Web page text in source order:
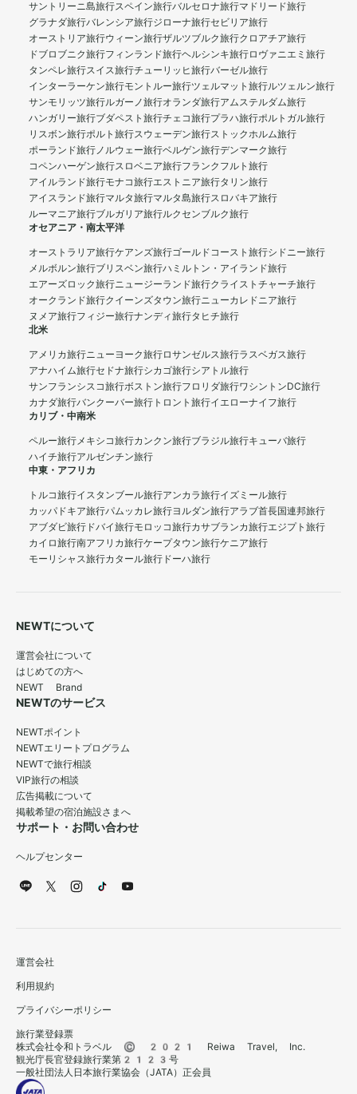
サントリーニ島旅行スペイン旅行バルセロナ旅行マドリード旅行
グラナダ旅行バレンシア旅行ジローナ旅行セビリア旅行
オーストリア旅行ウィーン旅行ザルツブルク旅行クロアチア旅行
ドブロブニク旅行フィンランド旅行ヘルシンキ旅行ロヴァニエミ旅行
タンペレ旅行スイス旅行チューリッヒ旅行バーゼル旅行
インターラーケン旅行モントルー旅行ツェルマット旅行ルツェルン旅行
サンモリッツ旅行ルガーノ旅行オランダ旅行アムステルダム旅行
ハンガリー旅行ブダペスト旅行チェコ旅行プラハ旅行ポルトガル旅行
リスボン旅行ポルト旅行スウェーデン旅行ストックホルム旅行
ポーランド旅行ノルウェー旅行ベルゲン旅行デンマーク旅行
コペンハーゲン旅行スロベニア旅行フランクフルト旅行
アイルランド旅行モナコ旅行エストニア旅行タリン旅行
アイスランド旅行マルタ旅行マルタ島旅行スロバキア旅行
ルーマニア旅行ブルガリア旅行ルクセンブルク旅行
オセアニア・南太平洋
オーストラリア旅行ケアンズ旅行ゴールドコースト旅行シドニー旅行
メルボルン旅行ブリスベン旅行ハミルトン・アイランド旅行
エアーズロック旅行ニュージーランド旅行クライストチャーチ旅行
オークランド旅行クイーンズタウン旅行ニューカレドニア旅行
ヌメア旅行フィジー旅行ナンディ旅行タヒチ旅行
北米
アメリカ旅行ニューヨーク旅行ロサンゼルス旅行ラスベガス旅行
アナハイム旅行セドナ旅行シカゴ旅行シアトル旅行
サンフランシスコ旅行ボストン旅行フロリダ旅行ワシントンDC旅行
カナダ旅行バンクーバー旅行 トロント旅行イエローナイフ旅行
カリブ・中南米
ペルー旅行メキシコ旅行カンクン旅行ブラジル旅行キューバ旅行
ハイチ旅行アルゼンチン旅行
中東・アフリカ
トルコ旅行イスタンブール旅行アンカラ旅行イズミール旅行
カッパドキア旅行パムッカレ旅行ヨルダン旅行アラブ首長国連邦旅行
アブダビ旅行 ドバイ旅行モロッコ旅行カサブランカ旅行エジプト旅行
カイロ旅行南アフリカ旅行ケープタウン旅行ケニア旅行
モーリシャス旅行カタール旅行 ドーハ旅行
NEWTについて
運営会社について
はじめての方へ
NEWT Brand
NEWTのサービス
NEWTポイント
NEWTエリートプログラム
NEWTで旅行相談
VIP旅行の相談
広告掲載について
掲載希望の宿泊施設さまへ
サポート・お問い合わせ
ヘルプセンター
運営会社
利用規約
プライバシーポリシー
旅行業登録票
株式会社令和トラベル © 2021 Reiwa Travel, Inc.
観光庁長官登録旅行業第2123号
一般社団法人日本旅行業協会（JATA）正会員